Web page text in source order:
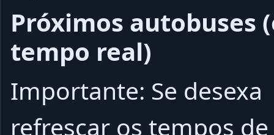
Próximos autobuses
tempo real)
Importante: Se desexa
refrescar os tempos de